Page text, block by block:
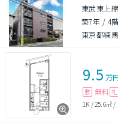
東武東上
築7年 / 4
東京都練
9.5 万
敷 無料 礼
1K / 25.6㎡ /